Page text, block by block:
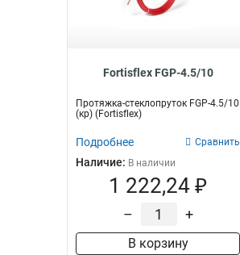
Fortisflex FGP-4.5/10
Протяжка-стеклопруток FGP-4.5/10
(кр) (Fortisflex)
Подробнее Сравнить
Наличие: В наличии
1 222,24 ₽
– +
В корзину